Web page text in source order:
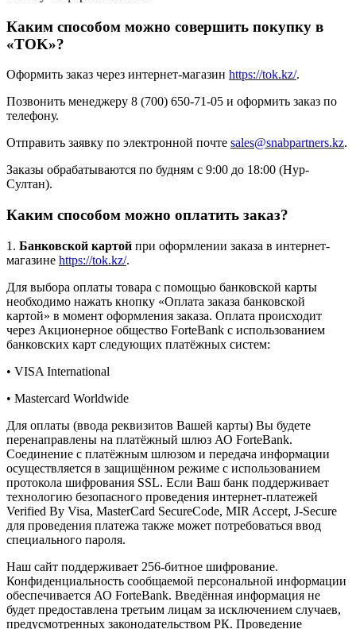
Каким способом можно совершить покупку в
«TOK»?
Оформить заказ через интернет-магазин https://tok.kz/.
Позвонить менеджеру 8 (700) 650-71-05 и оформить заказ по
телефону.
Отправить заявку по электронной почте sales@snabpartners.kz.
Заказы обрабатываются по будням с 9:00 до 18:00 (Нур-
Султан).
Каким способом можно оплатить заказ?
1. Банковской картой при оформлении заказа в интернет-
магазине https://tok.kz/.
Для выбора оплаты товара с помощью банковской карты
необходимо нажать кнопку «Оплата заказа банковской
картой» в момент оформления заказа. Оплата происходит
через Акционерное общество ForteBank с использованием
банковских карт следующих платёжных систем:
• VISA International
• Mastercard Worldwide
Для оплаты (ввода реквизитов Вашей карты) Вы будете
перенаправлены на платёжный шлюз АО ForteBank.
Соединение с платёжным шлюзом и передача информации
осуществляется в защищённом режиме с использованием
протокола шифрования SSL. Если Ваш банк поддерживает
технологию безопасного проведения интернет-платежей
Verified By Visa, MasterCard SecureCode, MIR Accept, J-Secure
для проведения платежа также может потребоваться ввод
специального пароля.
Наш сайт поддерживает 256-битное шифрование.
Конфиденциальность сообщаемой персональной информации
обеспечивается АО ForteBank. Введённая информация не
будет предоставлена третьим лицам за исключением случаев,
предусмотренных законодательством РК. Проведение